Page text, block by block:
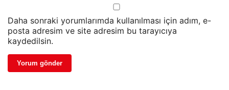
Daha sonraki yorumlarımda kullanılması için adım, e-
posta adresim ve site adresim bu tarayıcıya
kaydedilsin.